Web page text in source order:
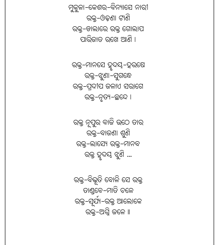
ମୁକୁଳା-କେଶର-ବିନ୍ୟାସେ ନାରୀ
ରକ୍ତ-ଓଢ଼ଣା ଟାଣି
ରକ୍ତ-ଡାଲାରେ ରକ୍ତ ଗୋଲାପ
ପାରିଜାତ ରଖେ ଆଣି।
ରକ୍ତ-ମାନସେ ହୃଦୟ-ହରଷେ
ରକ୍ତ-ଝୁଣା-ସୁଗନ୍ଧେ
ରକ୍ତ-ପ୍ରଦୀପ ଜଳାଏ ସରାଗେ
ରକ୍ତ-ନୃତ୍ୟ-ଛନ୍ଦେ।
ରକ୍ତ ନୂପୁର ବାଜି ଉଠେ ତାର
ରକ୍ତ-ବାଜଣା ଶୁଣି
ରକ୍ତ-ଲାସ୍ୟେ ରକ୍ତ-ମାନବ
ରକ୍ତ ହୃଦୟ ଝୁଣି …
ରକ୍ତ-ବିଭୂତି ବୋଳି ସେ ରକ୍ତ
ତାଣ୍ଡବେ-ମାତି ଚଳେ
ରକ୍ତ-ସୂର୍ଯ୍ୟ-ରକ୍ତ ଆଲୋକେ
ରକ୍ତ-ଅଗ୍ନି ଜଳେ॥